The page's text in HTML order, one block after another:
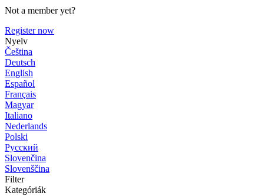
Not a member yet?
Register now
Nyelv
Čeština
Deutsch
English
Español
Français
Magyar
Italiano
Nederlands
Polski
Русский
Slovenčina
Slovenščina
Filter
Kategóriák